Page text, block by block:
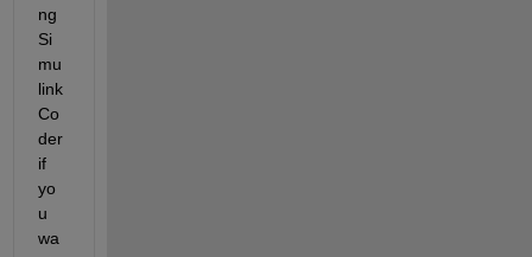
ng
Si
mu
link
Co
der
if
yo
u
wa